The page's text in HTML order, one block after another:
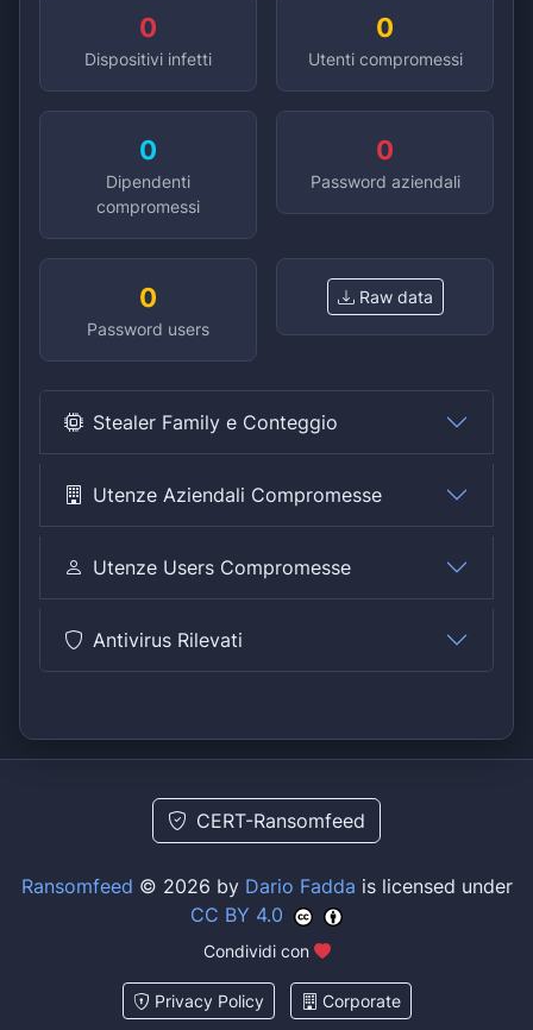
0
Dispositivi infetti
0
Utenti compromessi
0
Dipendenti
compromessi
0
Password aziendali
0
Password users
Raw data
Stealer Family e Conteggio
Utenze Aziendali Compromesse
Utenze Users Compromesse
Antivirus Rilevati
CERT-Ransomfeed
Ransomfeed © 2026 by Dario Fadda is licensed under
CC BY 4.0
Condividi con
Privacy Policy Corporate